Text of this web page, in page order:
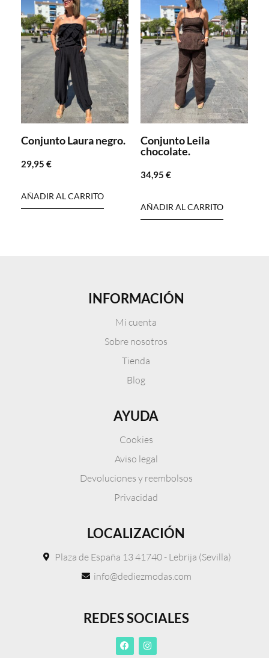
Conjunto Laura negro.
29,95 €
AÑADIR AL CARRITO
Conjunto Leila
chocolate.
34,95 €
AÑADIR AL CARRITO
INFORMACIÓN
Mi cuenta
Sobre nosotros
Tienda
Blog
AYUDA
Cookies
Aviso legal
Devoluciones y reembolsos
Privacidad
LOCALIZACIÓN
Plaza de España 13 41740 - Lebrija (Sevilla)
info@dediezmodas.com
REDES SOCIALES